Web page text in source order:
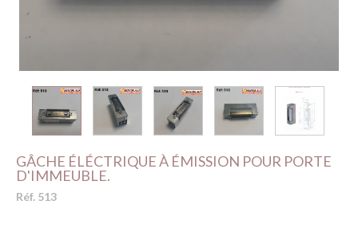
GÂCHE ÉLÉCTRIQUE À ÉMISSION POUR PORTE
D'IMMEUBLE.
Réf. 513